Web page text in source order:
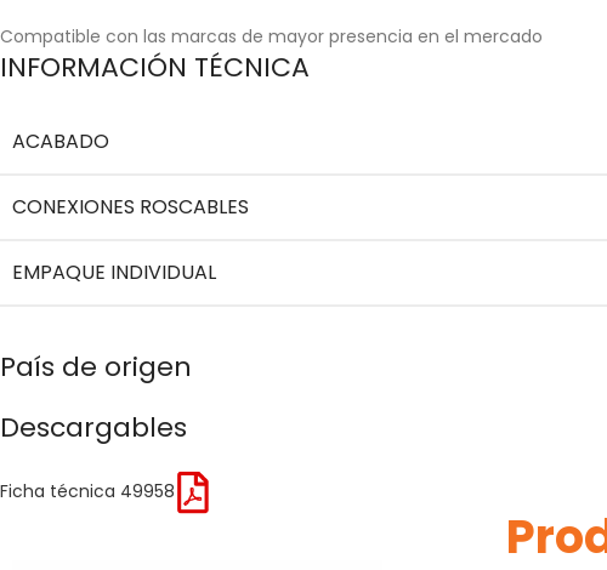
Compatible con las marcas de mayor presencia en el mercado
INFORMACIÓN TÉCNICA
ACABADO
CONEXIONES ROSCABLES
EMPAQUE INDIVIDUAL
País de origen
Descargables
Ficha técnica 49958